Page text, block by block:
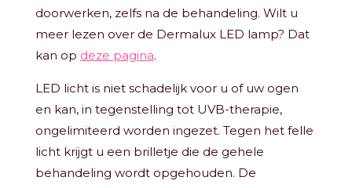
doorwerken, zelfs na de behandeling. Wilt u
meer lezen over de Dermalux LED lamp? Dat
kan op deze pagina.
LED licht is niet schadelijk voor u of uw ogen
en kan, in tegenstelling tot UVB-therapie,
ongelimiteerd worden ingezet. Tegen het felle
licht krijgt u een brilletje die de gehele
behandeling wordt opgehouden. De